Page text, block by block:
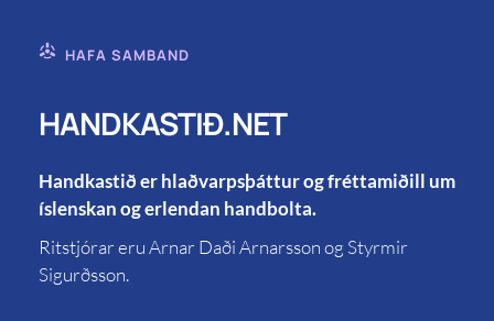
HAFA SAMBAND
HANDKASTIÐ.NET
Handkastið er hlaðvarpsþáttur og fréttamiðill um
íslenskan og erlendan handbolta.
Ritstjórar eru Arnar Daði Arnarsson og Styrmir
Sigurðsson.